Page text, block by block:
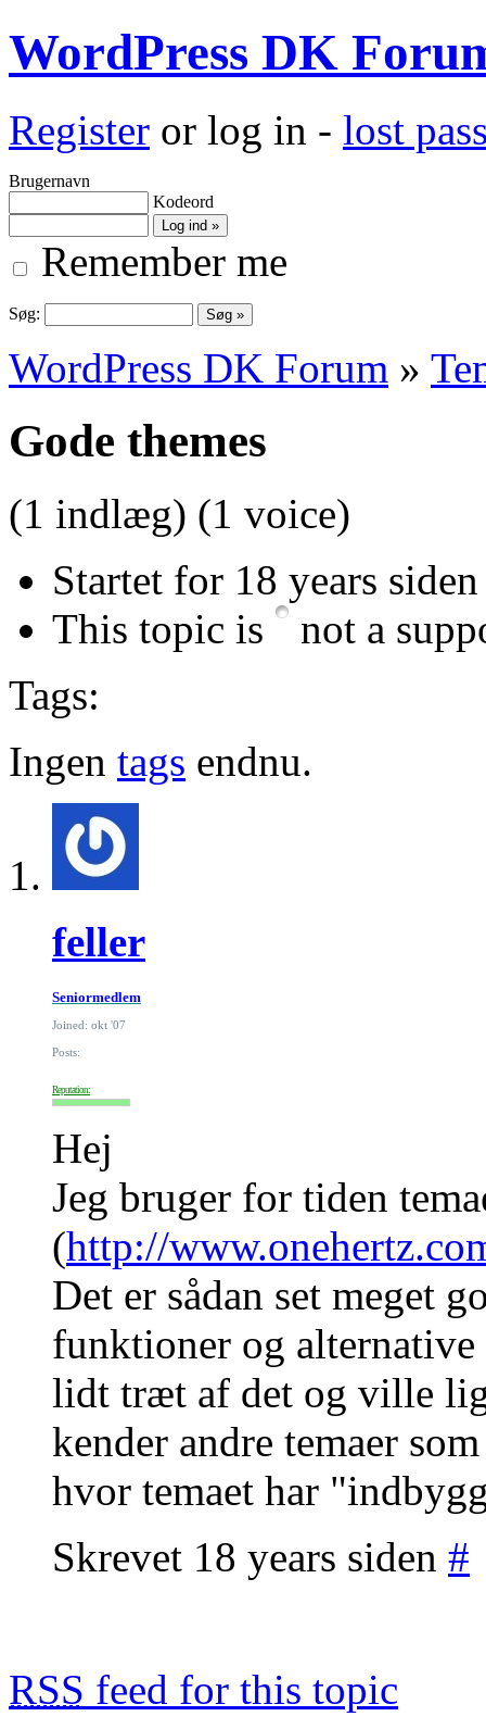
WordPress DK
Register or log in - lost
Brugernavn
Kodeord
Remember me
Søg:
WordPress DK Forum »
Gode themes
(1 indlæg) (1 voice)
Startet for 18 years
This topic is
not a
Tags:
Ingen tags endnu.
feller
Seniormedlem
Joined: okt '07
Posts:
Reputation:
Hej
Jeg bruger for tiden
(http://
Det er sådan set meget
funktioner og
lidt træt af det og ville
kender andre temaer
hvor temaet har
Skrevet 18 years siden #
RSS feed for this topic